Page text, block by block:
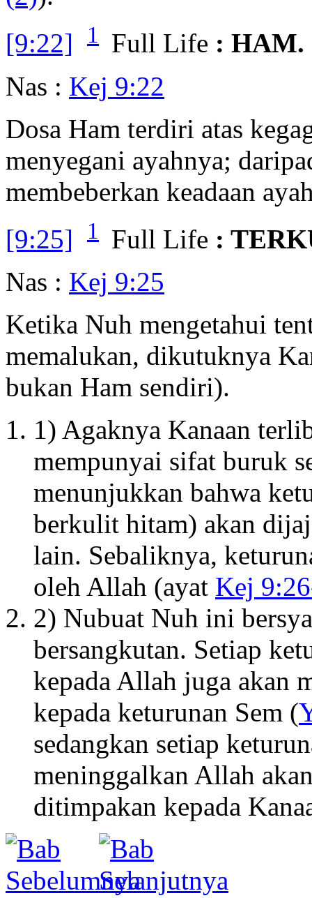
[9:22]
1 Full Life : HAM.
Nas : Kej 9:22
Dosa Ham terdiri atas
menyegani ayahnya;
membeberkan keadaan
[9:25]
1 Full Life :
Nas : Kej 9:25
Ketika Nuh mengetahui
memalukan, dikutuknya
bukan Ham sendiri).
1) Agaknya Kanaan
mempunyai sifat buruk
menunjukkan bahwa
berkulit hitam) akan
lain. Sebaliknya,
oleh Allah (ayat Kej
2) Nubuat Nuh ini
bersangkutan. Setiap
kepada Allah juga akan
kepada keturunan Sem (
sedangkan setiap
meninggalkan Allah
ditimpakan kepada